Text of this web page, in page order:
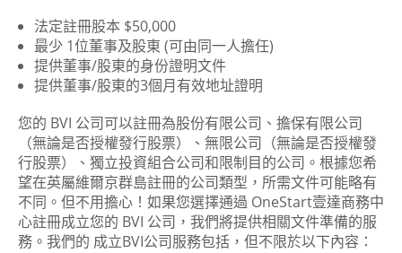
法定註冊股本 $50,000
最少 1位董事及股東 (可由同一人擔任)
提供董事/股東的身份證明文件
提供董事/股東的3個月有效地址證明
您的 BVI 公司可以註冊為股份有限公司、擔保有限公司
（無論是否授權發行股票）、無限公司（無論是否授權發
行股票）、獨立投資組合公司和限制目的公司。根據您希
望在英屬維爾京群島註冊的公司類型，所需文件可能略有
不同。但不用擔心！如果您選擇通過 OneStart壹達商務中
心註冊成立您的 BVI 公司，我們將提供相關文件準備的服
務。我們的 成立BVI公司服務包括，但不限於以下內容：